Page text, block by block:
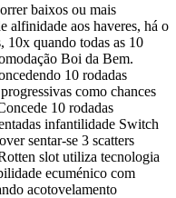
baixos ou mais
alfinidade aos haveres, há o
10x quando todas as 10
Boi da Bem.
10 rodadas
como chances
10 rodadas
infantilidade Switch
sentar-se 3 scatters
slot utiliza tecnologia
ecuménico com
acotovelamento